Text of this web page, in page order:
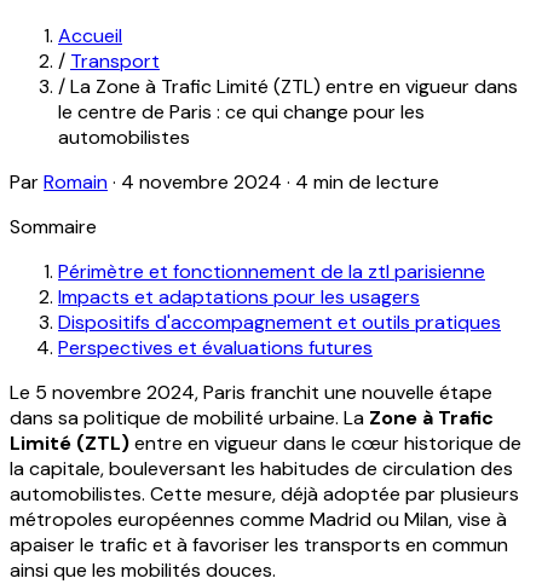
Accueil
/ Transport
/La Zone à Trafic Limité (ZTL) entre en vigueur dans
le centre de Paris : ce qui change pour les
automobilistes
ParRomain· 4 novembre 2024 · 4 min de lecture
Sommaire
Périmètre et fonctionnement de la ztl parisienne
Impacts et adaptations pour les usagers
Dispositifs d'accompagnement et outils pratiques
Perspectives et évaluations futures
Le 5 novembre 2024, Paris franchit une nouvelle étape
dans sa politique de mobilité urbaine. La Zone à Trafic
Limité (ZTL)entre en vigueur dans le cœur historique de
la capitale, bouleversant les habitudes de circulation des
automobilistes. Cette mesure, déjà adoptée par plusieurs
métropoles européennes comme Madrid ou Milan, vise à
apaiser le trafic et à favoriser les transports en commun
ainsi que les mobilités douces.